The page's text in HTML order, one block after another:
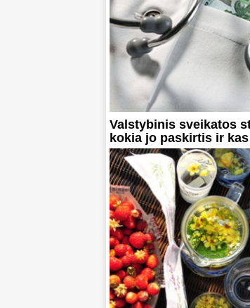
Valstybinis sveikatos
kokia jo paskirtis ir